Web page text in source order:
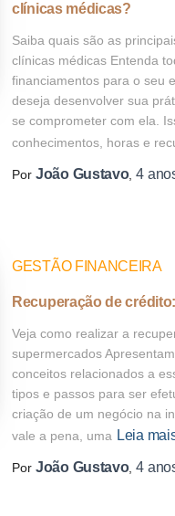
clínicas médicas?
Saiba quais são as
clínicas médicas Entenda
financiamentos para o seu
deseja desenvolver sua
se comprometer com ela.
conhecimentos, horas e
Por João Gustavo,4
GESTÃO FINANCEIRA
Recuperação de
Veja como realizar a
supermercados
conceitos relacionados a
tipos e passos para ser
criação de um negócio na
vale a pena, uma Leia
Por João Gustavo,4